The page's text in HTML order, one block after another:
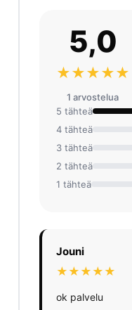
5,0
★★★★★
1 arvosteluа
5 tähteä
4 tähteä
3 tähteä
2 tähteä
1 tähteä
Jouni
★★★★★
ok palvelu